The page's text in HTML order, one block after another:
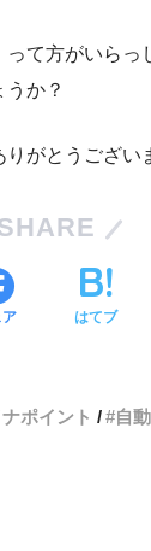
て方がいらっ
か？
がとうござい
ア はてブ
ポイント 自